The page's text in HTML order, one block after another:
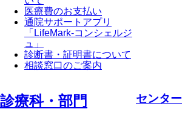
医療費のお支払い
通院サポートアプリ
「LifeMark-コンシェルジ
ュ」
診断書・証明書について
相談窓口のご案内
診療科・部⾨ センター